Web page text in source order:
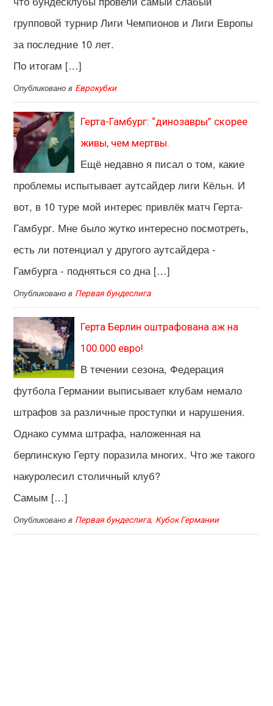
групповой турнир Лиги Чемпионов и Лиги Европы
за последние 10 лет.
По итогам […]
Опубликовано в Еврокубки
Герта-Гамбург: “динозавры” скорее
живы, чем мертвы.
Ещё недавно я писал о том, какие
проблемы испытывает аутсайдер лиги Кёльн. И
вот, в 10 туре мой интерес привлёк матч Герта-
Гамбург. Мне было жутко интересно посмотреть,
есть ли потенциал у другого аутсайдера -
Гамбурга - подняться со дна […]
Опубликовано в Первая бундеслига
Герта Берлин оштрафована аж на
100.000 евро!
В течении сезона, Федерация
футбола Германии выписывает клубам немало
штрафов за различные проступки и нарушения.
Однако сумма штрафа, наложенная на
берлинскую Герту поразила многих. Что же такого
накуролесил столичный клуб?
Самым […]
Опубликовано в Первая бундеслига, Кубок Германии